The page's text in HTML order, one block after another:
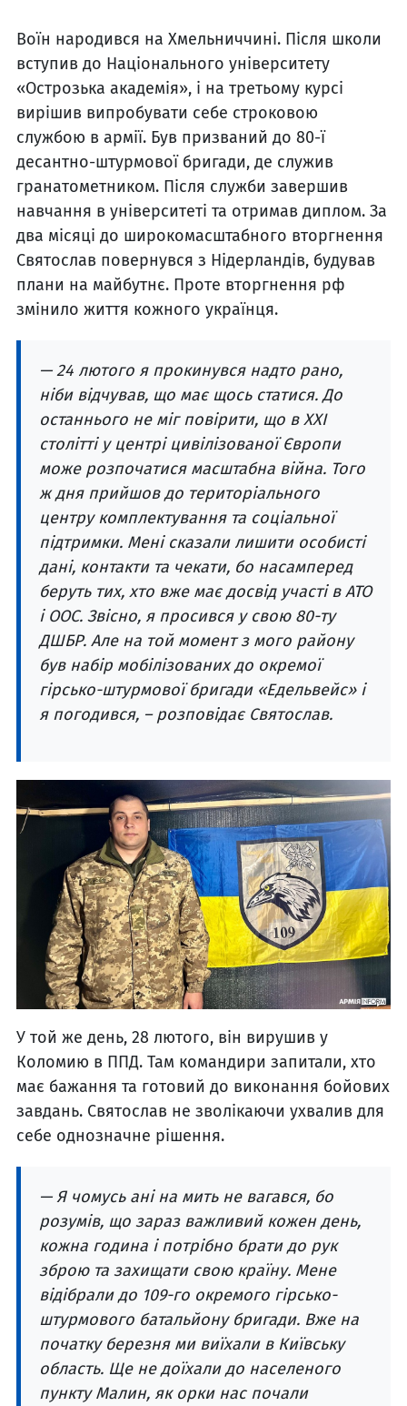
Воїн народився на Хмельниччині. Після школи
вступив до Національного університету
«Острозька академія», і на третьому курсі
вирішив випробувати себе строковою
службою в армії. Був призваний до 80-ї
десантно-штурмової бригади, де служив
гранатометником. Після служби завершив
навчання в університеті та отримав диплом. За
два місяці до широкомасштабного вторгнення
Святослав повернувся з Нідерландів, будував
плани на майбутнє. Проте вторгнення рф
змінило життя кожного українця.
— 24 лютого я прокинувся надто рано,
ніби відчував, що має щось статися. До
останнього не міг повірити, що в ХХІ
столітті у центрі цивілізованої Європи
може розпочатися масштабна війна. Того
ж дня прийшов до територіального
центру комплектування та соціальної
підтримки. Мені сказали лишити особисті
дані, контакти та чекати, бо насамперед
беруть тих, хто вже має досвід участі в АТО
і ООС. Звісно, я просився у свою 80-ту
ДШБР. Але на той момент з мого району
був набір мобілізованих до окремої
гірсько-штурмової бригади «Едельвейс» і
я погодився, – розповідає Святослав.
У той же день, 28 лютого, він вирушив у
Коломию в ППД. Там командири запитали, хто
має бажання та готовий до виконання бойових
завдань. Святослав не зволікаючи ухвалив для
себе однозначне рішення.
— Я чомусь ані на мить не вагався, бо
розумів, що зараз важливий кожен день,
кожна година і потрібно брати до рук
зброю та захищати свою країну. Мене
відібрали до 109-го окремого гірсько-
штурмового батальйону бригади. Вже на
початку березня ми виїхали в Київську
область. Ще не доїхали до населеного
пункту Малин, як орки нас почали